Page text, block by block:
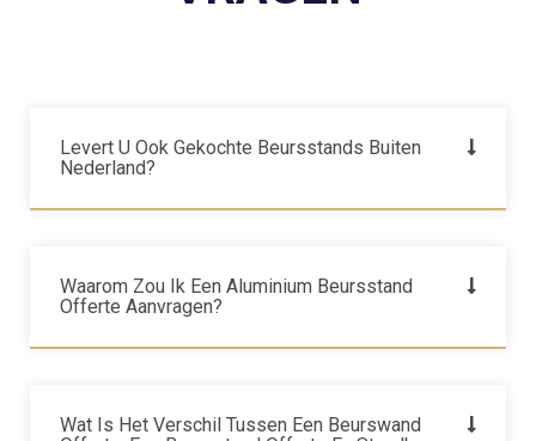
Levert U Ook Gekochte Beursstands Buiten
Nederland?
Waarom Zou Ik Een Aluminium Beursstand
Offerte Aanvragen?
Wat Is Het Verschil Tussen Een Beurswand